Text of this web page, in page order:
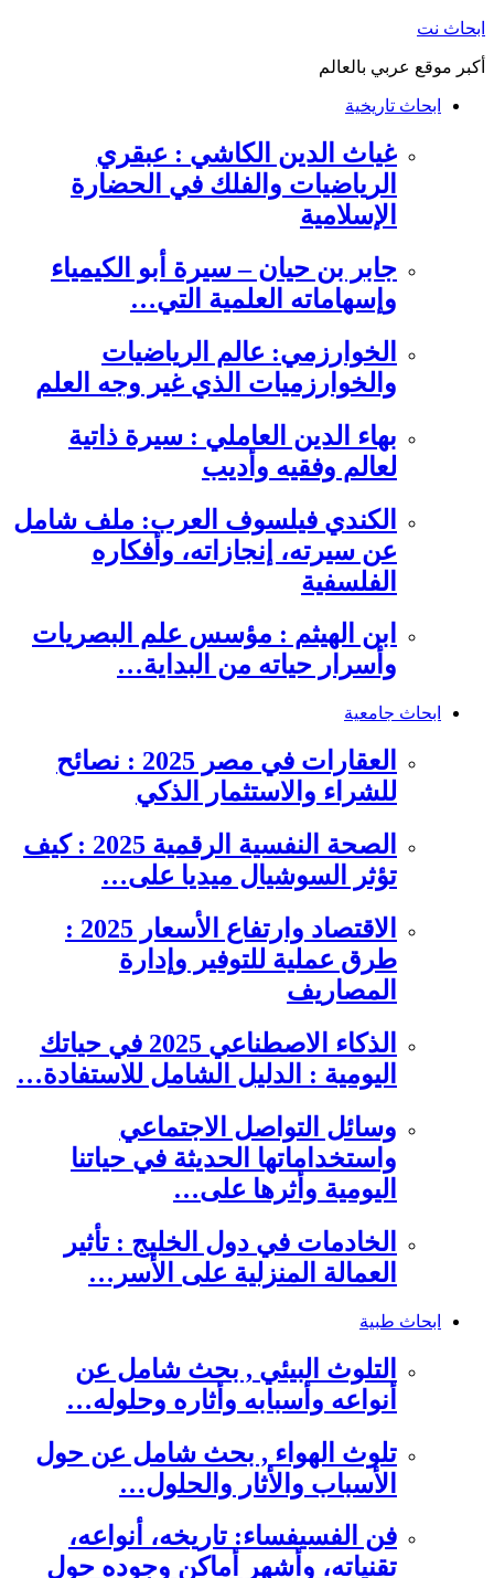
التجاوز
المحتوى
ابحاث نت
أكبر موقع عربي بالعالم
ابحاث تاريخية
غياث الدين الكاشي : عبقري
الرياضيات والفلك في الحضارة
الإسلامية
جابر بن حيان – سيرة أبو الكيمياء
وإسهاماته العلمية التي…
الخوارزمي: عالم الرياضيات
والخوارزميات الذي غير وجه العلم
بهاء الدين العاملي : سيرة ذاتية
لعالم وفقيه وأديب
الكندي فيلسوف العرب: ملف شامل
عن سيرته، إنجازاته، وأفكاره
الفلسفية
ابن الهيثم : مؤسس علم البصريات
وأسرار حياته من البداية…
ابحاث جامعية
العقارات في مصر 2025 : نصائح
للشراء والاستثمار الذكي
الصحة النفسية الرقمية 2025 : كيف
تؤثر السوشيال ميديا على…
الاقتصاد وارتفاع الأسعار 2025 :
طرق عملية للتوفير وإدارة
المصاريف
الذكاء الاصطناعي 2025 في حياتك
اليومية : الدليل الشامل للاستفادة…
وسائل التواصل الاجتماعي
واستخداماتها الحديثة في حياتنا
اليومية وأثرها على…
الخادمات في دول الخليج : تأثير
العمالة المنزلية على الأسر…
ابحاث طبية
التلوث البيئي , بحث شامل عن
أنواعه وأسبابه وأثاره وحلوله…
تلوث الهواء , بحث شامل عن حول
الأسباب والأثار والحلول…
فن الفسيفساء: تاريخه، أنواعه،
تقنياته، وأشهر أماكن وجوده حول